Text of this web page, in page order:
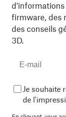
d'informations
firmware, des
des conseils
3D.
Je souhaite
de